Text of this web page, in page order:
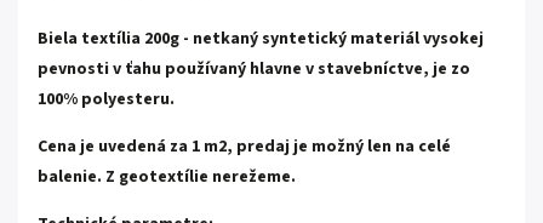
Biela textília 200g - netkaný syntetický materiál vysokej
pevnosti v ťahu používaný hlavne v stavebníctve, je zo
100% polyesteru.
Cena je uvedená za 1 m2, predaj je možný len na celé
balenie. Z geotextílie nerežeme.